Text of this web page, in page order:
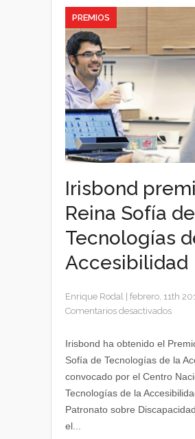
PREMIOS
Irisbond
Reina Sofía de
Tecnologías
Accesibilidad
Enrique Rodal febrero, 11th
Comentarios desactivadosen
premio
de
de
Irisbond ha obtenido el
Sofía de Tecnologías de la
convocado por el Centro
Tecnologías de la
Patronato sobre
el...